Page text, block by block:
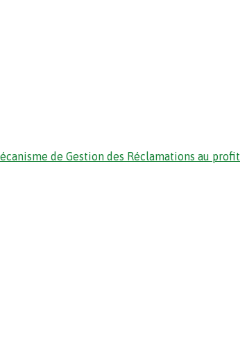
de Gestion des Réclamations au profit